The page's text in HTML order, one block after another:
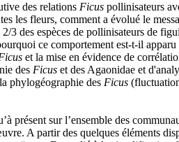
des relations Ficus pollinisateurs
les fleurs, comment a évolué le
des espèces de pollinisateurs de
ce comportement est-t-il
et la mise en évidence de
des Ficus et des Agaonidae et
phylogéographie des Ficus
présent sur l’ensemble des
A partir des quelques éléments